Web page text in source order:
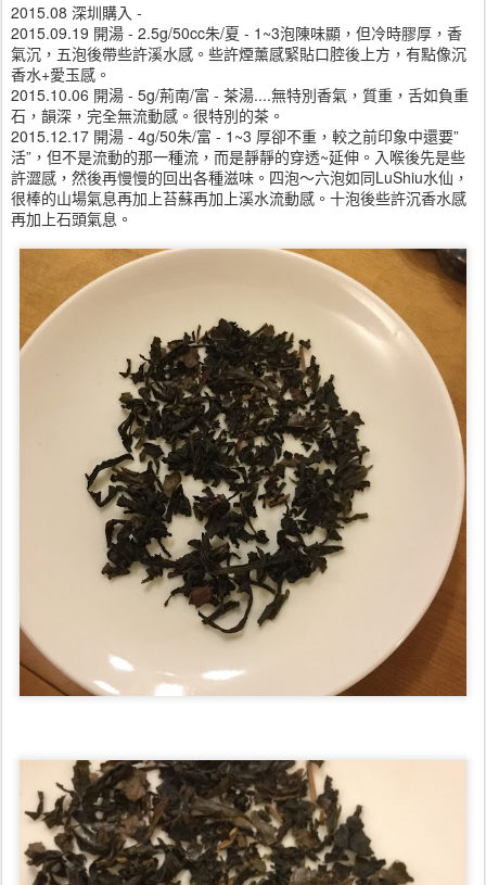
2015.08 深圳購入 -
2015.09.19 開湯 - 2.5g/50cc朱/夏 - 1~3泡陳味顯，但冷時膠厚，香
氣沉，五泡後帶些許溪水感。些許煙薰感緊貼口腔後上方，有點像沉
香水+愛玉感。
2015.10.06 開湯 - 5g/荊南/富 - 茶湯....無特別香氣，質重，舌如負重
石，韻深，完全無流動感。很特別的茶。
2015.12.17 開湯 - 4g/50朱/富 - 1~3 厚卻不重，較之前印象中還要”
活”，但不是流動的那一種流，而是靜靜的穿透~延伸。入喉後先是些
許澀感，然後再慢慢的回出各種滋味。四泡～六泡如同LuShiu水仙，
很棒的山場氣息再加上苔蘇再加上溪水流動感。十泡後些許沉香水感
再加上石頭氣息。